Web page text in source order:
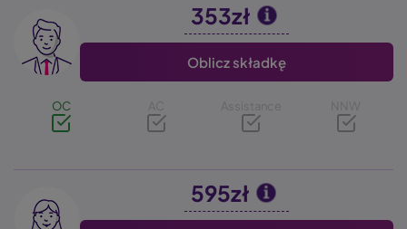
Image 353zł
Oblicz składkę
OC AC Assistance NNW
Image 595zł